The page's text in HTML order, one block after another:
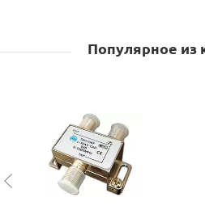
Популярное из